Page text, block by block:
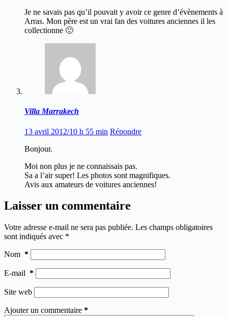
Je ne savais pas qu’il pouvait y avoir ce genre d’évènements à
Arras. Mon père est un vrai fan des voitures anciennes il les
collectionne 🙂
Villa Marrakech
13 avril 2012/10 h 55 min Répondre
Bonjour.
Moi non plus je ne connaissais pas.
Sa a l’air super! Les photos sont magnifiques.
Avis aux amateurs de voitures anciennes!
Laisser un commentaire
Votre adresse e-mail ne sera pas publiée. Les champs obligatoires
sont indiqués avec *
Nom *
E-mail *
Site web
Ajouter un commentaire *